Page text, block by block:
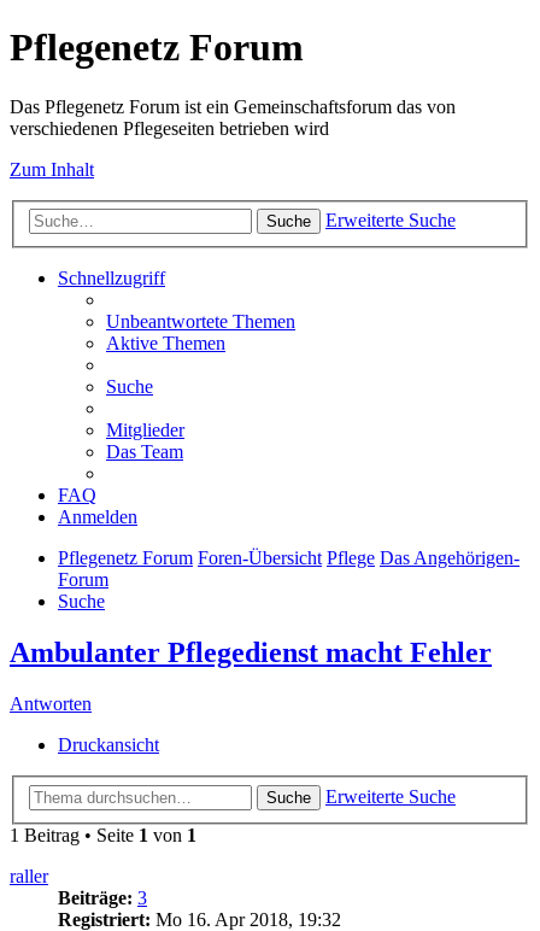
Pflegenetz Forum
Das Pflegenetz Forum ist ein Gemeinschaftsforum das von
verschiedenen Pflegeseiten betrieben wird
Zum Inhalt
Suche Erweiterte Suche
Schnellzugriff
Unbeantwortete Themen
Aktive Themen
Suche
Mitglieder
Das Team
FAQ
Anmelden
Pflegenetz Forum Foren-Übersicht Pflege Das Angehörigen-
Forum
Suche
Ambulanter Pflegedienst macht Fehler
Antworten
Druckansicht
Suche
Erweiterte Suche
1 Beitrag • Seite 1 von 1
raller
Beiträge: 3
Registriert: Mo 16. Apr 2018, 19:32